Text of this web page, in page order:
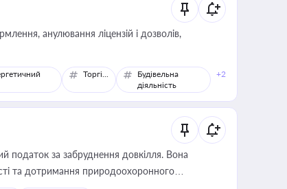
анулювання ліцензій і дозволів,
Торгівля
Будівельна
діяльність
+2
податок за забруднення довкілля. Вона
та дотримання природоохоронного